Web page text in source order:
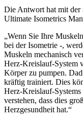
Die Antwort hat mit der
Ultimate Isometrics
„Wenn Sie Ihre
bei der Isometrie -,
Muskeln mechanisch
Herz-Kreislauf-System
Körper zu pumpen.
kräftig trainiert. Dies
Herz-Kreislauf-Systems
verstehen, dass dies
Herzgesundheit hat.“